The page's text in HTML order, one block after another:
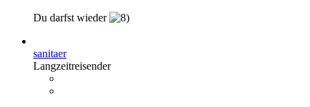
Du darfst wieder
sanitaer
Langzeitreisender